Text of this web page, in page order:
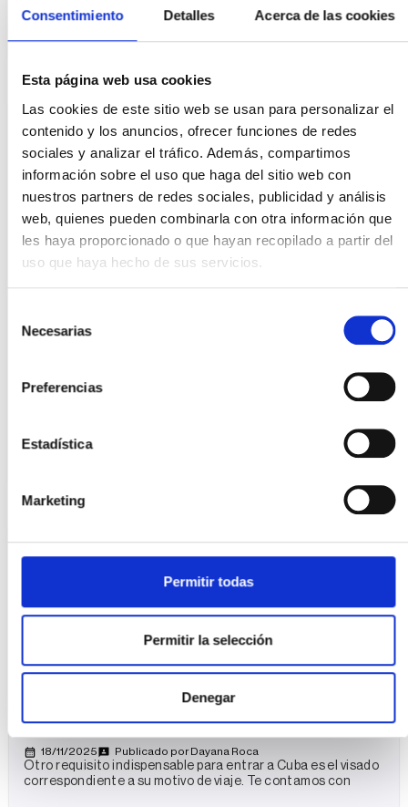
Consentimiento Detalles Acerca de las cookies
Esta página web usa cookies
Las cookies de este sitio web se usan para personalizar el
contenido y los anuncios, ofrecer funciones de redes
sociales y analizar el tráfico. Además, compartimos
información sobre el uso que haga del sitio web con
nuestros partners de redes sociales, publicidad y análisis
web, quienes pueden combinarla con otra información que
les haya proporcionado o que hayan recopilado a partir del
uso que haya hecho de sus servicios.
Necesarias
Preferencias
Estadística
Marketing
Permitir todas
Permitir la selección
Denegar
Leer más
0
CUBA
Consejos de viaje
18/11/2025
¡Bienvenido(a) a Trinidad: la joya colonial de Cuba! Trinidad
Leer más
En familia
18/11/2025 Publicado porDayana Roca
Otro requisito indispensable para entrar a Cuba es el visado
correspondiente a su motivo de viaje. Te contamos con